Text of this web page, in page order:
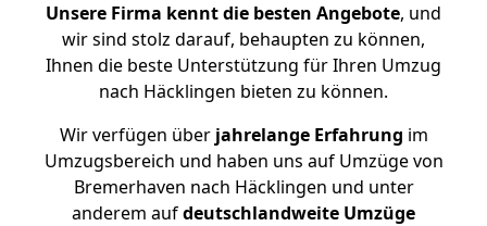
Unsere Firma kennt die besten Angebote, und
wir sind stolz darauf, behaupten zu können,
Ihnen die beste Unterstützung für Ihren Umzug
nach Häcklingen bieten zu können.
Wir verfügen überjahrelange Erfahrung im
Umzugsbereich und haben uns auf Umzüge von
Bremerhaven nach Häcklingen und unter
anderem aufdeutschlandweite Umzüge